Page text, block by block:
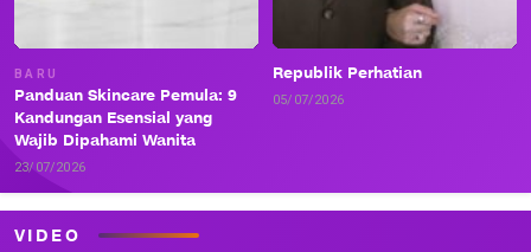
BARU
Panduan Skincare Pemula: 9
Kandungan Esensial yang
Wajib Dipahami Wanita
23/07/2026
Republik Perhatian
05/07/2026
VIDEO